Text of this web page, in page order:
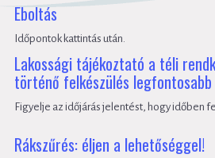
Eboltás
Időpontok kattintás után.
Lakossági tájékoztató a téli
történő felkészülés
Figyelje az időjárás jelentést, hogy időben
Rákszűrés: éljen a lehetőséggel!